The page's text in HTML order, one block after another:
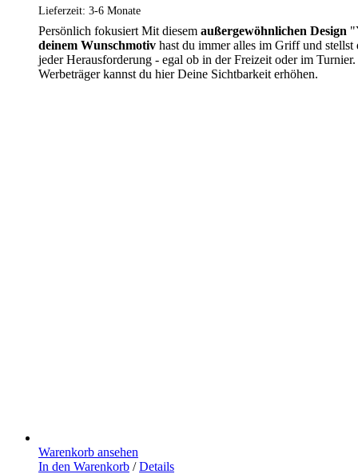
Lieferzeit: 3-6 Monate
Persönlich fokusiert Mit diesem außergewöhnlichen Design
deinem Wunschmotiv hast du immer alles im Griff und stellst
jeder Herausforderung - egal ob in der Freizeit oder im
Werbeträger kannst du hier Deine Sichtbarkeit erhöhen.
Warenkorb ansehen
In den Warenkorb / Details